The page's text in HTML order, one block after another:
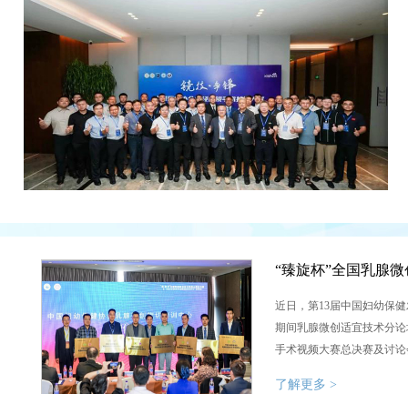
近日，第13届中国妇幼保
期间乳腺微创适宜技术分
手术视频大赛总决赛及讨
了解更多 >